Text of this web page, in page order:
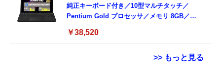
純正キーボード付き／10型マルチタッチ／
Pentium Gold プロセッサ／メモリ 8GB／
Bluetooth5.0／USB-C／1080p顔認証カメラ
￥38,520
>> もっと見る